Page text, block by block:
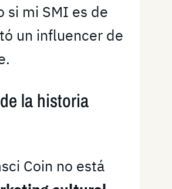
si mi SMI es de
un influencer de
la historia
Coin no está